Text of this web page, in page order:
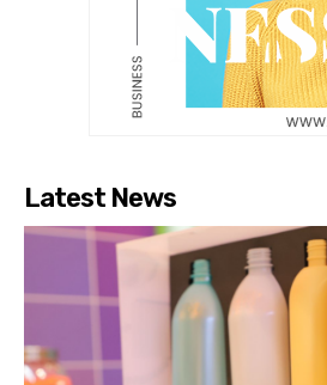
Latest News